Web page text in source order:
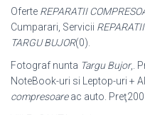
Oferte REPARATII
Cumparari, Servicii
TARGU BUJOR(0).
Fotograf nunta Targu Bujor,.
NoteBook-uri si Leptop-uri +
compresoareac auto.